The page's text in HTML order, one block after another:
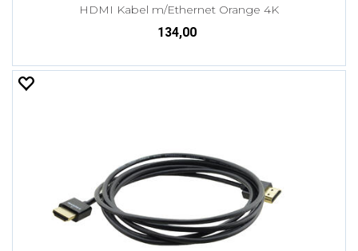
HDMI Kabel m/Ethernet Orange 4K
134,00